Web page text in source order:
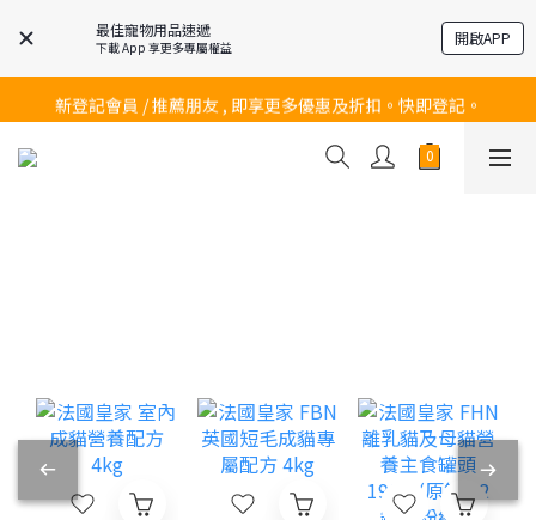
最佳寵物用品速遞
下載 App 享更多專屬權益 開啟APP
訂購滿$200 即可免費送貨!
訂購滿$200 即可免費送貨!
新登記會員 / 推薦朋友 , 即享更多優惠及折扣。快即登記。
訂購滿$200 即可免費送貨!